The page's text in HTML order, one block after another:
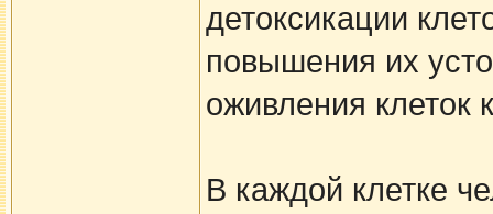
детоксикации
повышения их
оживления
В каждой клетке